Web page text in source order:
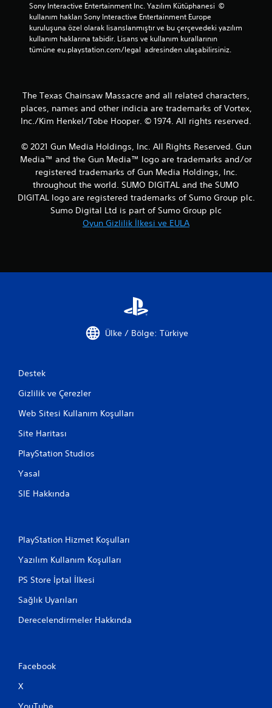
Sony Interactive Entertainment Inc. Yazılım Kütüphanesi  ©
kullanım hakları Sony Interactive Entertainment Europe
kuruluşuna özel olarak lisanslanmıştır ve bu çerçevedeki yazılım
kullanım haklarına tabidir. Lisans ve kullanım kurallarının
tümüne eu.playstation.com/legal  adresinden ulaşabilirsiniz.
The Texas Chainsaw Massacre and all related characters,
places, names and other indicia are trademarks of Vortex,
Inc./Kim Henkel/Tobe Hooper. © 1974. All rights reserved.
© 2021 Gun Media Holdings, Inc. All Rights Reserved. Gun
Media™ and the Gun Media™ logo are trademarks and/or
registered trademarks of Gun Media Holdings, Inc.
throughout the world. SUMO DIGITAL and the SUMO
DIGITAL logo are registered trademarks of Sumo Group plc.
Sumo Digital Ltd is part of Sumo Group plc
Oyun Gizlilik İlkesi ve EULA
Ülke / Bölge: Türkiye
Destek
Gizlilik ve Çerezler
Web Sitesi Kullanım Koşulları
Site Haritası
PlayStation Studios
Yasal
SIE Hakkında
PlayStation Hizmet Koşulları
Yazılım Kullanım Koşulları
PS Store İptal İlkesi
Sağlık Uyarıları
Derecelendirmeler Hakkında
Facebook
X